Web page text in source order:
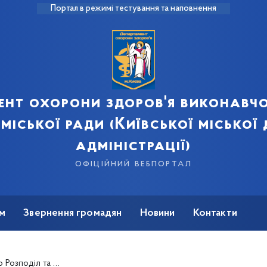
Портал в режимі тестування та наповнення
охорони здоров'я
ради (Київської
адміністрації)
офіційний вебпортал
Звернення громадян Новини Контакти
за кошти Державного бюджету України на 2024 рік